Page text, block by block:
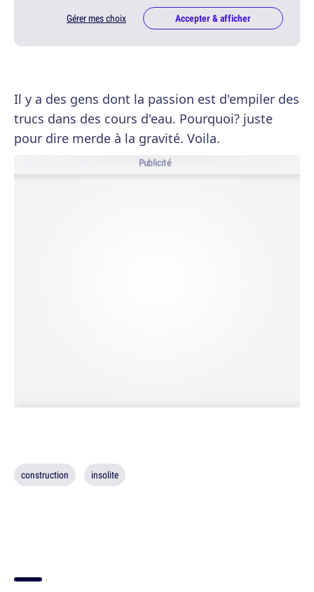
Gérer mes choix Accepter & afficher
Il y a des gens dont la passion est d'empiler des
trucs dans des cours d'eau. Pourquoi? juste
pour dire merde à la gravité. Voila.
Publicité
construction insolite